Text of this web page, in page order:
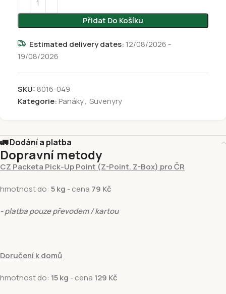
Přidat Do Košíku
Estimated delivery dates: 12/08/2026 -
19/08/2026
SKU: 8016-049
Kategorie:Panáky, Suvenyry
🚛 Dodání a platba
Dopravní metody
CZ Packeta Pick-Up Point (Z-Point. Z-Box) pro ČR
hmotnost do: 5 kg - cena 79 Kč
- platba pouze převodem / kartou
Doručení k domů
hmotnost do: 15 kg - cena 129 Kč